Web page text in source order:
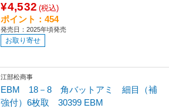
¥4,532 (税込)
ポイント：454
発売日：2025年頃発売
お取り寄せ
江部松商事
EBM 18－8 角バットアミ 細目（補
強付）6枚取 30399 EBM